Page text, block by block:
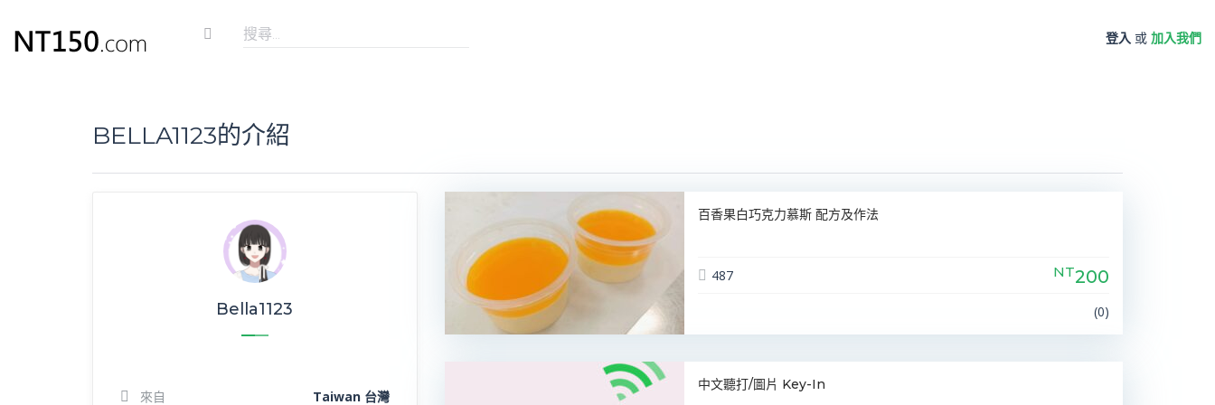
登入 或 加入我們
BELLA1123的介紹
Bella1123
來自 Taiwan 台灣
百香果白巧克力慕斯 配方及作法
487 NT200
(0)
中文聽打/圖片 Key-In